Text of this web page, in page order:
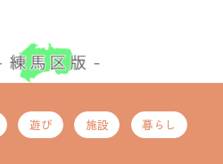
遊び 施設 暮らし